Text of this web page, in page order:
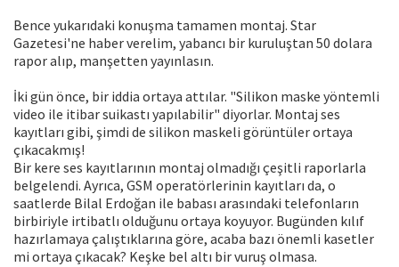
Bence yukarıdaki konuşma tamamen montaj. Star
Gazetesi'ne haber verelim, yabancı bir kuruluştan 50 dolara
rapor alıp, manşetten yayınlasın.
İki gün önce, bir iddia ortaya attılar. "Silikon maske yöntemli
video ile itibar suikastı yapılabilir" diyorlar. Montaj ses
kayıtları gibi, şimdi de silikon maskeli görüntüler ortaya
çıkacakmış!
Bir kere ses kayıtlarının montaj olmadığı çeşitli raporlarla
belgelendi. Ayrıca, GSM operatörlerinin kayıtları da, o
saatlerde Bilal Erdoğan ile babası arasındaki telefonların
birbiriyle irtibatlı olduğunu ortaya koyuyor. Bugünden kılıf
hazırlamaya çalıştıklarına göre, acaba bazı önemli kasetler
mi ortaya çıkacak? Keşke bel altı bir vuruş olmasa.